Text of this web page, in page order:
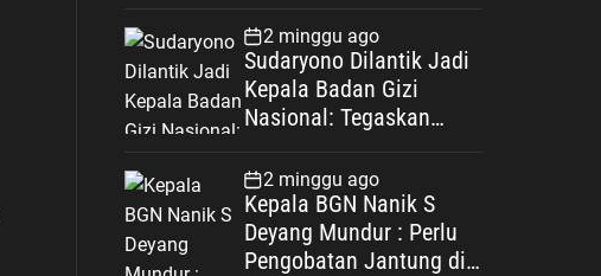
Spesifikasi
2 minggu ago
Sudaryono Dilantik Jadi
Kepala Badan Gizi
Nasional: Tegaskan
Kepentingan
2 minggu ago
Kepala BGN Nanik S
Deyang Mundur : Perlu
Pengobatan Jantung di